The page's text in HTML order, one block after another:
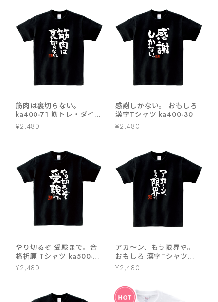
筋肉は裏切らない。
ka400-71 筋トレ・ダイエ
ット おもしろ 漢字Tシャ
ツ
¥2,480
感謝しかない。 おもしろ
漢字Tシャツ ka400-30
¥2,480
やり切るぞ 受験まで。合
格祈願 Tシャツ ka500-16
受験対策 試験対策 願掛け
お守り
¥2,480
アカ〜ン、もう限界や。
おもしろ 漢字Tシャツ
ka400-126 和柄
¥2,480